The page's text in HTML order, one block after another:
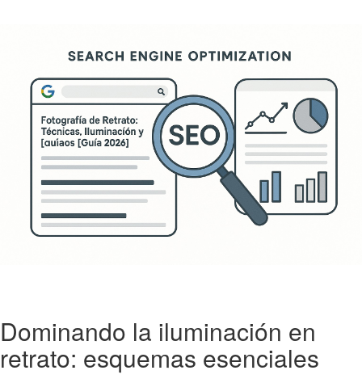
Dominando la iluminación en
retrato: esquemas esenciales